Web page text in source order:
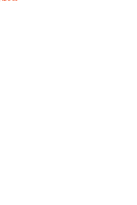
い思い出を残すこと」。
遊びながら自然な表情を引き出